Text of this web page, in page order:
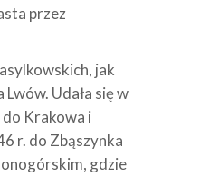
przez
jak
Lwów. Udała się w
do Krakowa i
r. do Zbąszynka
gdzie